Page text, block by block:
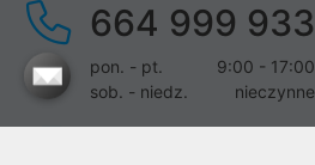
664 999 933
pon. - pt.
9:00 - 17:00
sob. - niedz.
nieczynne